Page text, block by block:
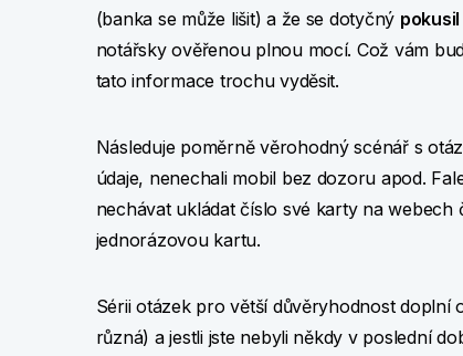
(banka se může lišit) a že se dotyčný
notářsky ověřenou plnou mocí. Což vám
tato informace trochu vyděsit.
Následuje poměrně věrohodný scénář s
údaje, nenechali mobil bez dozoru apod.
nechávat ukládat číslo své karty na
jednorázovou kartu.
Sérii otázek pro větší důvěryhodnost doplní
různá) a jestli jste nebyli někdy v poslední